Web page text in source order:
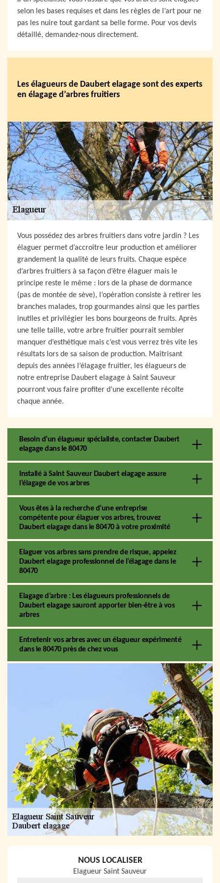
selon les bases requises et dans les règles de l’art pour ne
pas les nuire tout gardant sa belle forme. Pour vos devis
détaillé, demandez-nous directement.
Les élagueurs de Daubert elagage sont des experts
en élagage d’arbres fruitiers
Vous possédez des arbres fruitiers dans votre jardin ? Les
élaguer permet d’accroître leur production et améliorer
grandement la qualité de leurs fruits. Chaque espèce
d’arbres fruitiers à sa façon d’être élaguer mais le
principe reste le même : lors de la phase de dormance
(pas de montée de sève), l’opération consiste à retirer les
branches malades, trop gourmandes ainsi que les parties
inutiles et privilégier les bons bourgeons de fruits. Après
une telle taille, votre arbre fruitier pourrait sembler
manquer d’esthétique mais c’est vous verrez très vite les
résultats lors de sa saison de production. Maîtrisant
depuis des années l’élagage fruitier, les élagueurs de
notre entreprise Daubert elagage à Saint Sauveur
pourront vous faire profiter d’une excellente récolte
chaque année.
Besoin d’un élagueur spécialiste, contacter Daubert
elagage dans le 80470
Installé à Saint Sauveur Daubert elagage assure
l’élagage de vos arbres
Vous êtes à la recherche d’une entreprise
compétente pour élaguer vos arbres, trouvez
Daubert elagage dans le 80470 à votre proximité
Elaguer vos arbres sans prendre de risque, appelez
Daubert elagage professionnel de l’élagage dans le
80470
Elagage d’arbre : Les élagueurs professionnels de
Daubert elagage sauront apporter bien-être à vos
arbres
Entretenir vos arbres avec un élagueur expérimenté
dans le 80470 près de chez vous
NOUS LOCALISER
Elagueur Saint Sauveur